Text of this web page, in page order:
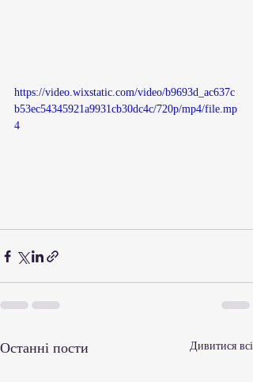
https://video.wixstatic.com/video/b9693d_ac637c
b53ec54345921a9931cb30dc4c/720p/mp4/file.mp
4
Останні пости Дивитися всі